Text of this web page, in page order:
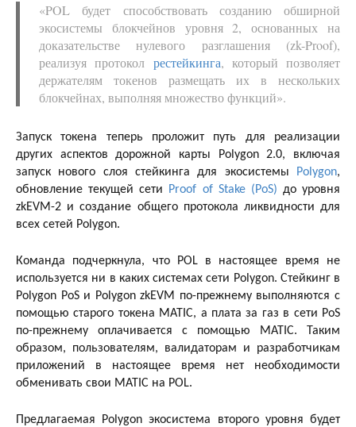
«POL будет способствовать созданию обширной
экосистемы блокчейнов уровня 2, основанных на
доказательстве нулевого разглашения (zk-Proof),
реализуя протокол рестейкинга, который позволяет
держателям токенов размещать их в нескольких
блокчейнах, выполняя множество функций».
Запуск токена теперь проложит путь для реализации
других аспектов дорожной карты Polygon 2.0, включая
запуск нового слоя стейкинга для экосистемы
Polygon,
обновление текущей сети
Proof of Stake (PoS) до уровня
zkEVM-2 и создание общего протокола ликвидности для
всех сетей Polygon.
Команда подчеркнула, что POL в настоящее время не
используется ни в каких системах сети Polygon. Стейкинг в
Polygon PoS и Polygon zkEVM по-прежнему выполняются с
помощью старого токена MATIC, а плата за газ в сети PoS
по-прежнему оплачивается с помощью MATIC. Таким
образом, пользователям, валидаторам и разработчикам
приложений в настоящее время нет необходимости
обменивать свои MATIC на POL.
Предлагаемая Polygon экосистема второго уровня будет